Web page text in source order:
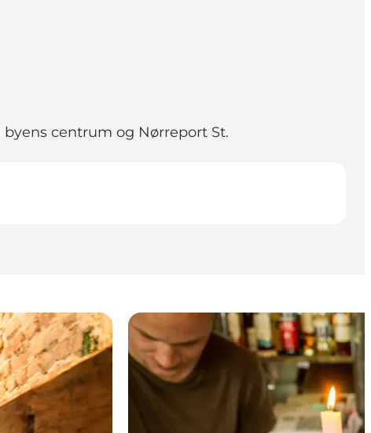
centrum og Nørreport St.